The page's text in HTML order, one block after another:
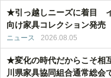
★引っ越しニーズに着目
向け家具コレクション発売
ニュース 2026.08.05
★変化の時代だからこそ相
川県家具協同組合通常総会